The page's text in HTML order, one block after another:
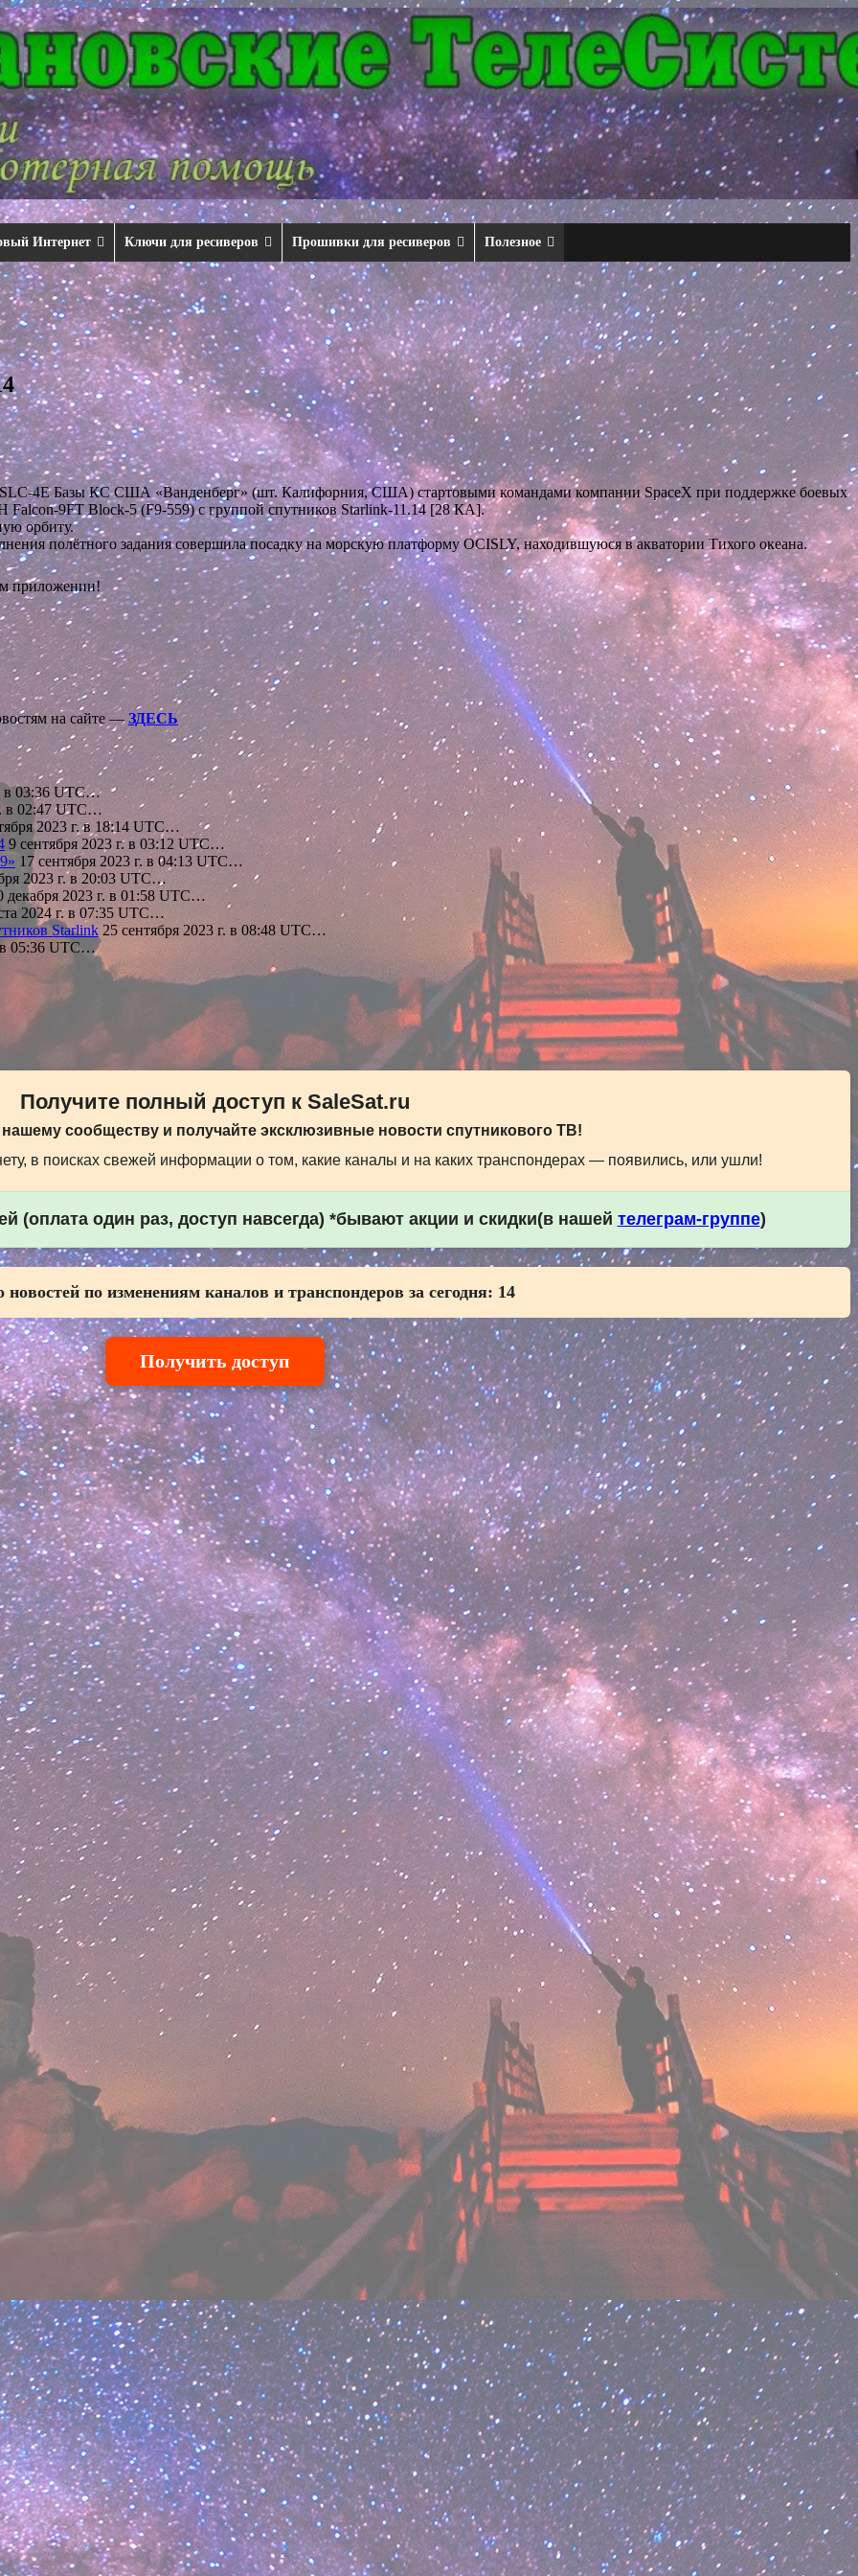
Интернет Ключи для ресиверов Прошивки для ресиверов Полезное
SLC-4E Базы КС США «Ванденберг» (шт. Калифорния, США) стартовыми командами компании SpaceX при поддержке боевых
9FT Block-5 (F9-559) с группой спутников Starlink-11.14 [28 КА].
орбиту.
полётного задания совершила посадку на морскую платформу OCISLY, находившуюся в акватории Тихого океана.
приложении!
на сайте —ЗДЕСЬ
в 03:36 UTC…
в 02:47 UTC…
2023 г. в 18:14 UTC…
9 сентября 2023 г. в 03:12 UTC…
17 сентября 2023 г. в 04:13 UTC…
2023 г. в 20:03 UTC…
декабря 2023 г. в 01:58 UTC…
2024 г. в 07:35 UTC…
Starlink 25 сентября 2023 г. в 08:48 UTC…
в 05:36 UTC…
Получите полный доступ к SaleSat.ru
сообществу и получайте эксклюзивные новости спутникового ТВ!
в поисках свежей информации о том, какие каналы и на каких транспондерах — появились, или ушли!
(оплата один раз, доступ навсегда) *бывают акции и скидки(в нашей телеграм-группе)
новостей по изменениям каналов и транспондеров за сегодня: 14
Получить доступ